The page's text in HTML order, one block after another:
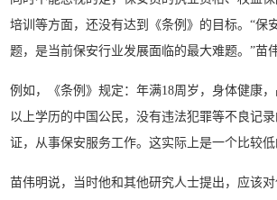
培训等方面，还没有达到《条例》的目标。“保
题，是当前保安行业发展面临的最大难题。”苗
例如，《条例》规定：年满18周岁，身体健康
以上学历的中国公民，没有违法犯罪等不良记
证，从事保安服务工作。这实际上是一个比较低
苗伟明说，当时他和其他研究人士提出，应该